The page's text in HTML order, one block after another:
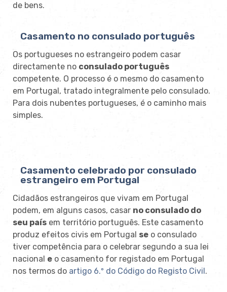
de bens.
Casamento no consulado português
Os portugueses no estrangeiro podem casar
directamente no consulado português
competente. O processo é o mesmo do casamento
em Portugal, tratado integralmente pelo consulado.
Para dois nubentes portugueses, é o caminho mais
simples.
Casamento celebrado por consulado
estrangeiro em Portugal
Cidadãos estrangeiros que vivam em Portugal
podem, em alguns casos, casar no consulado do
seu país em território português. Este casamento
produz efeitos civis em Portugal se o consulado
tiver competência para o celebrar segundo a sua lei
nacional e o casamento for registado em Portugal
nos termos do artigo 6.º do Código do Registo Civil .